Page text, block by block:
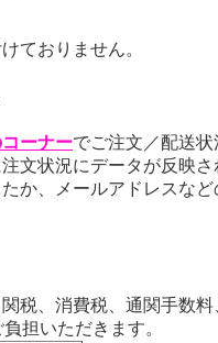
ておりません。
ーナーでご注文／配送
文状況にデータが反映
か、メールアドレスな
税、消費税、通関手数
担いただきます。